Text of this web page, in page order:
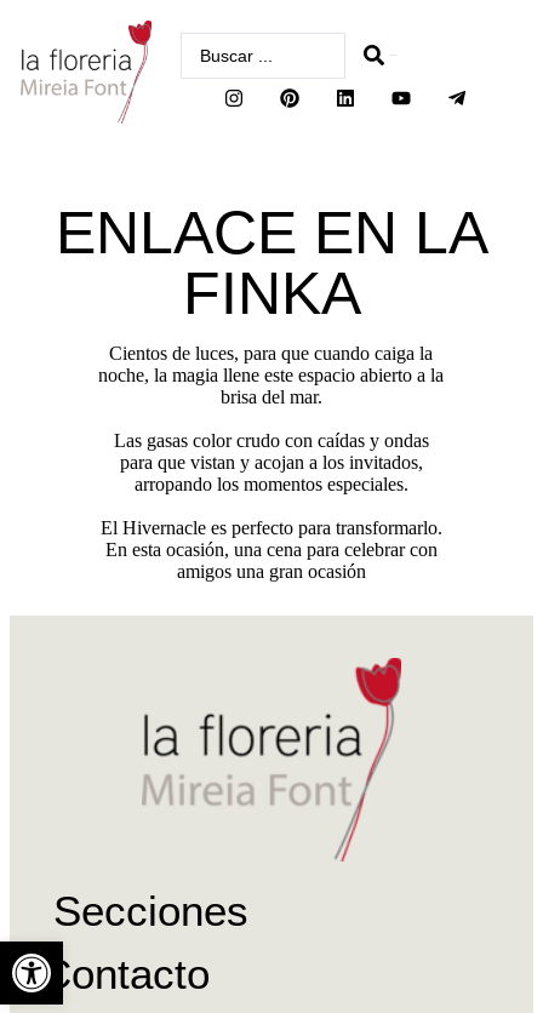
ENLACE EN LA
FINKA
Cientos de luces, para que cuando caiga la
noche, la magia llene este espacio abierto a la
brisa del mar.
Las gasas color crudo con caídas y ondas
para que vistan y acojan a los invitados,
arropando los momentos especiales.
El Hivernacle es perfecto para transformarlo.
En esta ocasión, una cena para celebrar con
amigos una gran ocasión
Secciones
Contacto
Abrir barra de herramientas